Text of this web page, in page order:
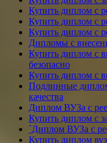
Купить диплом с
Купить диплом с
Купить диплом с
Дипломы с
Купить диплом с
безопасно
Купить диплом с
Подлинные
качества
Диплом ВУЗа с
Купить диплом с
`Диплом ВУЗа с
Купить диплом